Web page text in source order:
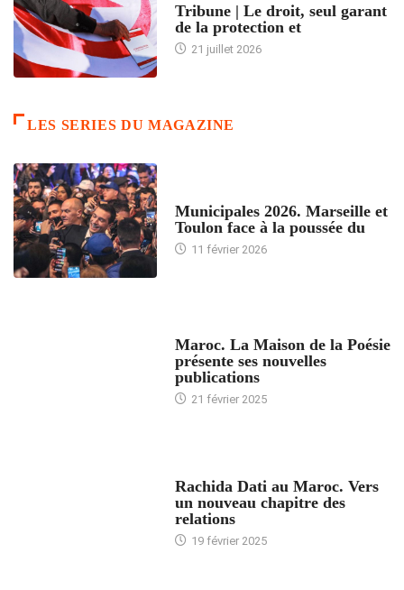
Tribune | Le droit, seul garant
de la protection et
21 juillet 2026
LES SERIES DU MAGAZINE
Municipales 2026. Marseille et
Toulon face à la poussée du
11 février 2026
Maroc. La Maison de la Poésie
présente ses nouvelles
publications
21 février 2025
Rachida Dati au Maroc. Vers
un nouveau chapitre des
relations
19 février 2025